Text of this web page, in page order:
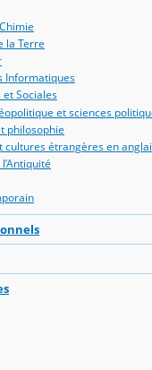
la Terre
Informatiques
et Sociales
et sciences
philosophie
cultures étrangères en